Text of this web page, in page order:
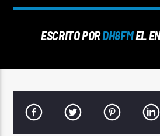
ESCRITO PORDH8FMEL